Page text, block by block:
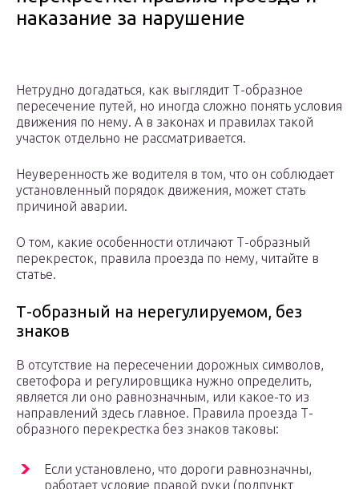
наказание за нарушение
Нетрудно догадаться, как выглядит Т-образное
пересечение путей, но иногда сложно понять условия
движения по нему. А в законах и правилах такой
участок отдельно не рассматривается.
Неуверенность же водителя в том, что он соблюдает
установленный порядок движения, может стать
причиной аварии.
О том, какие особенности отличают Т-образный
перекресток, правила проезда по нему, читайте в
статье.
Т-образный на нерегулируемом, без
знаков
В отсутствие на пересечении дорожных символов,
светофора и регулировщика нужно определить,
является ли оно равнозначным, или какое-то из
направлений здесь главное. Правила проезда Т-
образного перекрестка без знаков таковы:
Если установлено, что дороги равнозначны,
работает условие правой руки (подпункт